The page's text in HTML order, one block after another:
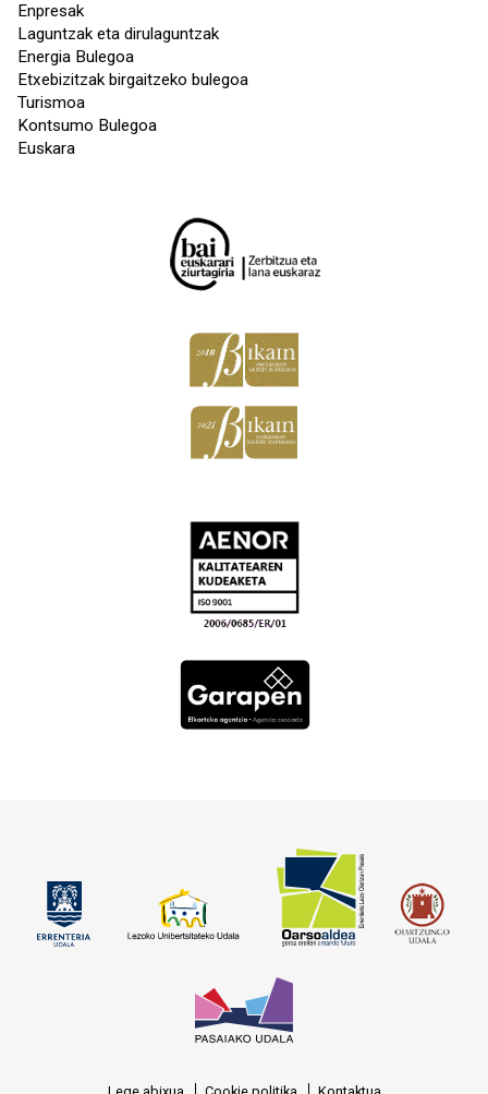
Enpresak
Laguntzak eta dirulaguntzak
Energia Bulegoa
Etxebizitzak birgaitzeko bulegoa
Turismoa
Kontsumo Bulegoa
Euskara